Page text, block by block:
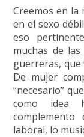
Creemos en
en el sexo
eso
muchas de
guerreras, que
De mujer
“necesario”
como idea
laboral, lo